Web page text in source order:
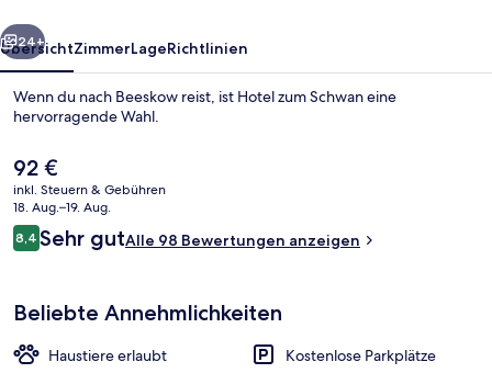
Weiter
24+
ÜbersichtZimmerLageRichtlinien
Wenn du nach Beeskow reist, ist Hotel zum Schwan eine
hervorragende Wahl.
Der
aktuelle
Preis
beträgt
92 €.
92 €
inkl. Steuern & Gebühren
18. Aug.–19. Aug.
Bewertungen
8,48,4 von 10.
Sehr gutAlle 98 Bewertungen anzeigen
Beliebte Annehmlichkeiten
Haustiere erlaubt
Kostenlose Parkplätze